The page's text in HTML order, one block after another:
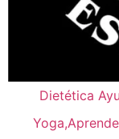
Dietética